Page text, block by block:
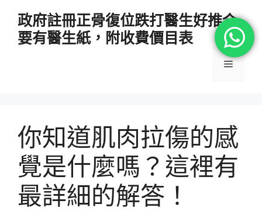
政府註冊正骨復位跌打醫生好推介
要有醫生紙，附收費價目表
選
你知道肌肉拉傷的感
覺是什麼嗎？這裡有
最詳細的解答！